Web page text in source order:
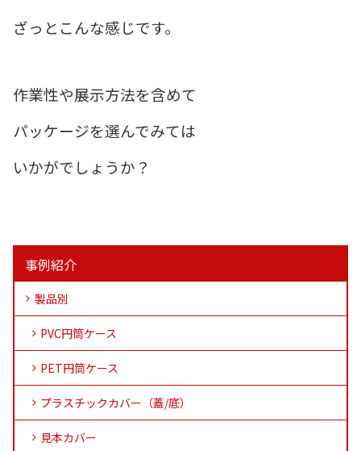
ざっとこんな感じです。
作業性や展示方法を含めて
パッケージを選んでみては
いかがでしょうか？
事例紹介
製品別
PVC円筒ケース
PET円筒ケース
プラスチックカバー（蓋/底）
見本カバー